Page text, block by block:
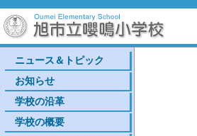
ニュース＆トピック
お知らせ
学校の沿革
学校の概要